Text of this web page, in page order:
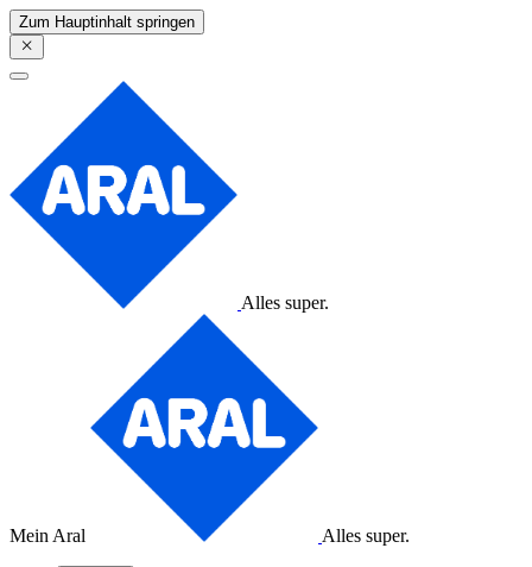
Zum Hauptinhalt springen
Alles super.
Mein Aral Alles super.